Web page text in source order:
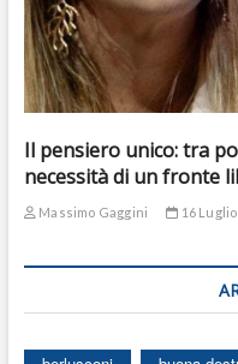
Il pensiero unico: tra
necessità di un fronte
Massimo Gaggini 16